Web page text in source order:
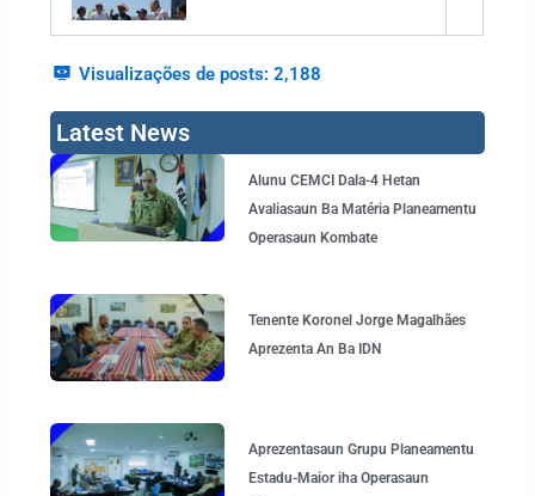
Visualizações de posts: 2,188
Latest News
Alunu CEMCI Dala-4 Hetan
Avaliasaun Ba Matéria Planeamentu
Operasaun Kombate
Tenente Koronel Jorge Magalhães
Aprezenta An Ba IDN
Aprezentasaun Grupu Planeamentu
Estadu-Maior iha Operasaun
Page